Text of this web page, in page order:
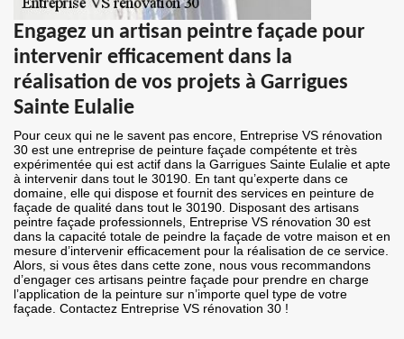
Engagez un artisan peintre façade pour
intervenir efficacement dans la
réalisation de vos projets à Garrigues
Sainte Eulalie
Pour ceux qui ne le savent pas encore, Entreprise VS rénovation
30 est une entreprise de peinture façade compétente et très
expérimentée qui est actif dans la Garrigues Sainte Eulalie et apte
à intervenir dans tout le 30190. En tant qu’experte dans ce
domaine, elle qui dispose et fournit des services en peinture de
façade de qualité dans tout le 30190. Disposant des artisans
peintre façade professionnels, Entreprise VS rénovation 30 est
dans la capacité totale de peindre la façade de votre maison et en
mesure d’intervenir efficacement pour la réalisation de ce service.
Alors, si vous êtes dans cette zone, nous vous recommandons
d’engager ces artisans peintre façade pour prendre en charge
l’application de la peinture sur n’importe quel type de votre
façade. Contactez Entreprise VS rénovation 30 !